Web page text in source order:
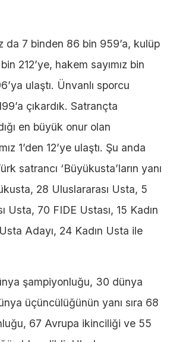
da 7 binden 86 bin 959’a, kulüp
212’ye, hakem sayımız bin
ulaştı. Ünvanlı sporcu
çıkardık. Satrançta
en büyük onur olan
1’den 12’ye ulaştı. Şu anda
satrancı ‘Büyükusta’ların yanı
28 Uluslararası Usta, 5
Usta, 70 FIDE Ustası, 15 Kadın
Adayı, 24 Kadın Usta ile
şampiyonluğu, 30 dünya
üçüncülüğünün yanı sıra 68
67 Avrupa ikinciliği ve 55